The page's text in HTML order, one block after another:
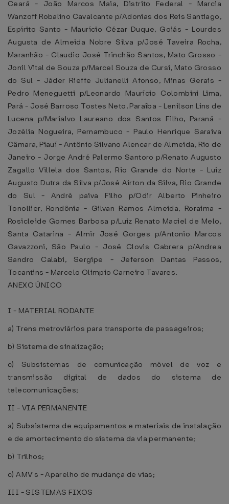
Ceará - João Marcos Maia, Distrito Federal - Marcia
Wanzoff Robalino Cavalcante p/Adonias dos Reis Santiago,
Espírito Santo - Maurício Cézar Duque, Goiás - Lourdes
Augusta de Almeida Nobre Silva p/José Taveira Rocha,
Maranhão - Claudio José Trinchão Santos, Mato Grosso -
Jonil Vital de Souza p/Marcel Souza de Cursi, Mato Grosso
do Sul - Jáder Rieffe Julianelli Afonso, Minas Gerais -
Pedro Meneguetti p/Leonardo Maurício Colombini Lima,
Pará - José Barroso Tostes Neto, Paraíba - Lenilson Lins de
Lucena p/Marialvo Laureano dos Santos Filho, Paraná -
Jozélia Nogueira, Pernambuco - Paulo Henrique Saraiva
Câmara, Piauí - Antônio Silvano Alencar de Almeida, Rio de
Janeiro - Jorge André Palermo Santoro p/Renato Augusto
Zagallo Villela dos Santos, Rio Grande do Norte - Luiz
Augusto Dutra da Silva p/José Airton da Silva, Rio Grande
do Sul - André paiva Filho p/Odir Alberto Pinheiro
Tonollier, Rondônia - Gilvan Ramos Almeida, Roraima -
Rosicleide Gomes Barbosa p/Luiz Renato Maciel de Melo,
Santa Catarina - Almir José Gorges p/Antonio Marcos
Gavazzoni, São Paulo - José Clovis Cabrera p/Andrea
Sandro Calabi, Sergipe - Jeferson Dantas Passos,
Tocantins - Marcelo Olimpio Carneiro Tavares.
ANEXO ÚNICO
I - MATERIAL RODANTE
a) Trens metroviários para transporte de passageiros;
b) Sistema de sinalização;
c) Subsistemas de comunicação móvel de voz e
transmissão digital de dados do sistema de
telecomunicações;
II - VIA PERMANENTE
a) Subsistema de equipamentos e materiais de instalação
e de amortecimento do sistema da via permanente;
b) Trilhos;
c) AMV's - Aparelho de mudança de vias;
III - SISTEMAS FIXOS